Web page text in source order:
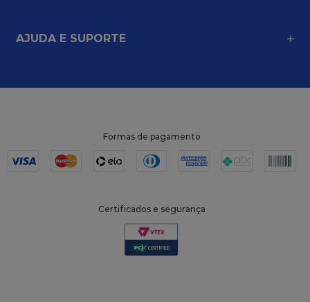
AJUDA E SUPORTE
Formas de pagamento
Certificados e segurança